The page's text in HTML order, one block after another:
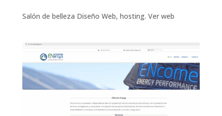
Salón de belleza Diseño Web, hosting. Ver web